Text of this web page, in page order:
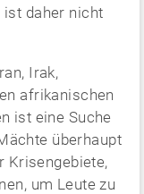
ist daher nicht
Irak,
afrikanischen
ist eine Suche
überhaupt
Krisengebiete,
um Leute zu